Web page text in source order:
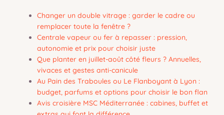
Changer un double vitrage : garder le cadre ou
remplacer toute la fenêtre ?
Centrale vapeur ou fer à repasser : pression,
autonomie et prix pour choisir juste
Que planter en juillet-août côté fleurs ? Annuelles,
vivaces et gestes anti-canicule
Au Pain des Traboules ou Le Flanboyant à Lyon :
budget, parfums et options pour choisir le bon flan
Avis croisière MSC Méditerranée : cabines, buffet et